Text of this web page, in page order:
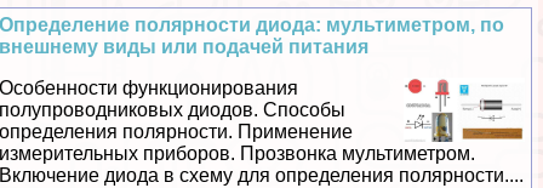
Определение полярности диода: мультиметром, по
внешнему виды или подачей питания
Особенности функционирования
полупроводниковых диодов. Способы
определения полярности. Применение
измерительных приборов. Прозвонка мультиметром.
Включение диода в схему для определения полярности....